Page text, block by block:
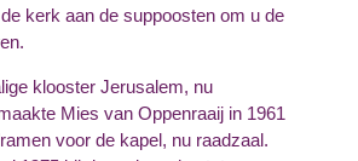
kerk aan de suppoosten om u de
klooster Jerusalem, nu
Mies van Oppenraaij in 1961
voor de kapel, nu raadzaal.